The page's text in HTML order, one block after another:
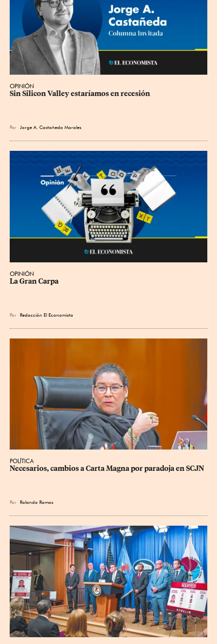
OPINIÓN
Sin Silicon Valley estaríamos en recesión
Por Jorge A. Castañeda Morales
OPINIÓN
La Gran Carpa
Por Redacción El Economista
POLÍTICA
Necesarios, cambios a Carta Magna por paradoja en SCJN
Por Rolando Ramos